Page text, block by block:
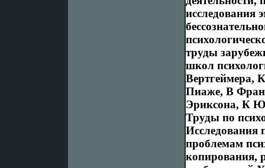
исследования
труды
школ
Вертгеймера,
Пиаже, В
Эриксона, К
Труды по
Исследования
проблемам
копирования,